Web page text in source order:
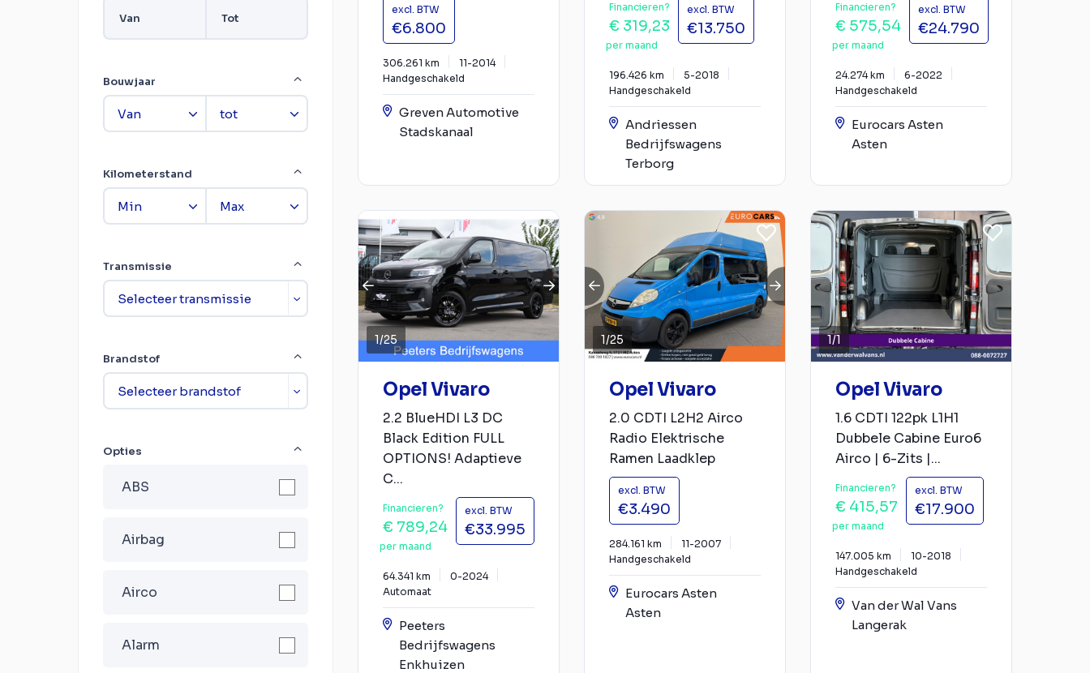
Van Tot
Bouwjaar
Kilometerstand
Transmissie
Brandstof
Opties
ABS
Airbag
Airco
Alarm
excl. BTW
€6.800
306.261 km
11-2014
Handgeschakeld
Greven Automotive
Stadskanaal
Financieren?
€ 319,23
per maand
excl. BTW
€13.750
196.426 km
5-2018
Handgeschakeld
Andriessen
Bedrijfswagens
Terborg
Financieren?
€ 575,54
per maand
excl. BTW
€24.790
24.274 km
6-2022
Handgeschakeld
Eurocars Asten
Asten
1/25
Opel Vivaro
2.2 BlueHDI L3 DC
Black Edition FULL
OPTIONS! Adaptieve
C...
Financieren?
€ 789,24
per maand
excl. BTW
€33.995
64.341 km
0-2024
Automaat
Peeters
Bedrijfswagens
Enkhuizen
1/25
Opel Vivaro
2.0 CDTI L2H2 Airco
Radio Elektrische
Ramen Laadklep
excl. BTW
€3.490
284.161 km
11-2007
Handgeschakeld
Eurocars Asten
Asten
1/1
Opel Vivaro
1.6 CDTI 122pk L1H1
Dubbele Cabine Euro6
Airco | 6-Zits |...
Financieren?
€ 415,57
per maand
excl. BTW
€17.900
147.005 km
10-2018
Handgeschakeld
Van der Wal Vans
Langerak